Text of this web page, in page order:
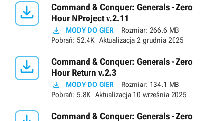

Command & Conquer: Generals - Zero
Hour NProject v.2.11
 MODY DO GIER Rozmiar: 266.6 MB
Pobrań: 52.4K Aktualizacja 2 grudnia 2025

Command & Conquer: Generals - Zero
Hour Return v.2.3
 MODY DO GIER Rozmiar: 134.1 MB
Pobrań: 5.8K Aktualizacja 10 września 2025
Command & Conquer: Generals - Zero